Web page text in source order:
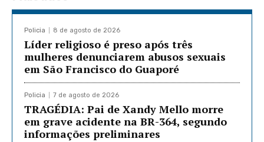
Policia 8 de agosto de 2026
Líder religioso é preso após três
mulheres denunciarem abusos sexuais
em São Francisco do Guaporé
Policia 7 de agosto de 2026
TRAGÉDIA: Pai de Xandy Mello morre
em grave acidente na BR-364, segundo
informações preliminares